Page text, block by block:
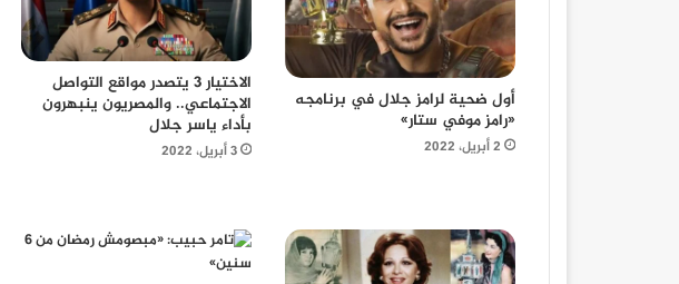
أول ضحية لرامز جلال في برنامجه
«رامز موفي ستار»
2 أبريل، 2022
الاختيار 3 يتصدر مواقع التواصل
الاجتماعي.. والمصريون ينبهرون
بأداء ياسر جلال
3 أبريل، 2022